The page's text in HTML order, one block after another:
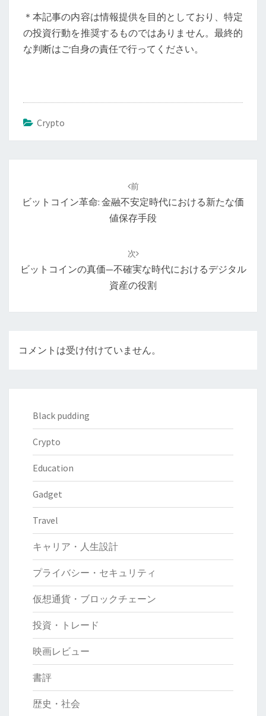
＊本記事の内容は情報提供を目的としており、特定
の投資行動を推奨するものではありません。最終的
な判断はご自身の責任で行ってください。
Crypto
前
ビットコイン革命: 金融不安定時代における新たな価
値保存手段
次
ビットコインの真価—不確実な時代におけるデジタル
資産の役割
コメントは受け付けていません。
Black pudding
Crypto
Education
Gadget
Travel
キャリア・人生設計
プライバシー・セキュリティ
仮想通貨・ブロックチェーン
投資・トレード
映画レビュー
書評
歴史・社会